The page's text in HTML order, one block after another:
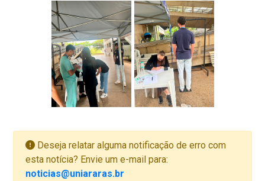
Deseja relatar alguma notificação de erro com
esta notícia? Envie um e-mail para:
noticias@uniararas.br